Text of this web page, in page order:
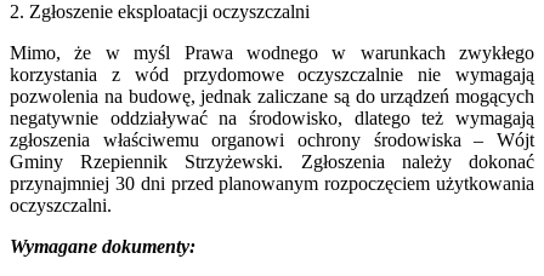
2. Zgłoszenie eksploatacji oczyszczalni
Mimo, że w myśl Prawa wodnego w warunkach zwykłego
korzystania z wód przydomowe oczyszczalnie nie wymagają
pozwolenia na budowę, jednak zaliczane są do urządzeń mogących
negatywnie oddziaływać na środowisko, dlatego też wymagają
zgłoszenia właściwemu organowi ochrony środowiska – Wójt
Gminy Rzepiennik Strzyżewski. Zgłoszenia należy dokonać
przynajmniej 30 dni przed planowanym rozpoczęciem użytkowania
oczyszczalni.
Wymagane dokumenty: